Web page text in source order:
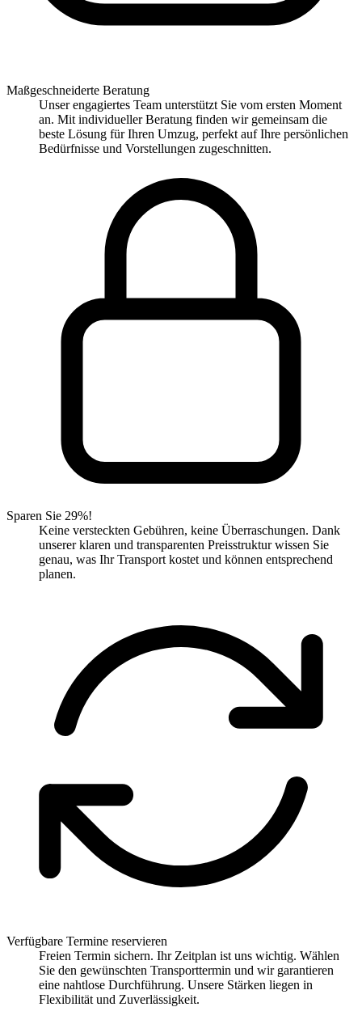
Maßgeschneiderte Beratung
Unser engagiertes Team unterstützt Sie vom ersten Moment
an. Mit individueller Beratung finden wir gemeinsam die
beste Lösung für Ihren Umzug, perfekt auf Ihre persönlichen
Bedürfnisse und Vorstellungen zugeschnitten.
Sparen Sie 29%!
Keine versteckten Gebühren, keine Überraschungen. Dank
unserer klaren und transparenten Preisstruktur wissen Sie
genau, was Ihr Transport kostet und können entsprechend
planen.
Verfügbare Termine reservieren
Freien Termin sichern. Ihr Zeitplan ist uns wichtig. Wählen
Sie den gewünschten Transporttermin und wir garantieren
eine nahtlose Durchführung. Unsere Stärken liegen in
Flexibilität und Zuverlässigkeit.